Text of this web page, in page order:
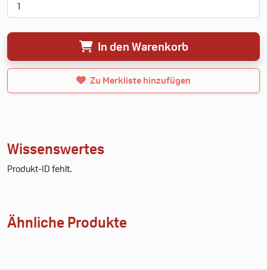
In den Warenkorb
Neue Merkliste erstellen
Zu Merkliste hinzufügen
Wissenswertes
Produkt-ID fehlt.
Ähnliche Produkte